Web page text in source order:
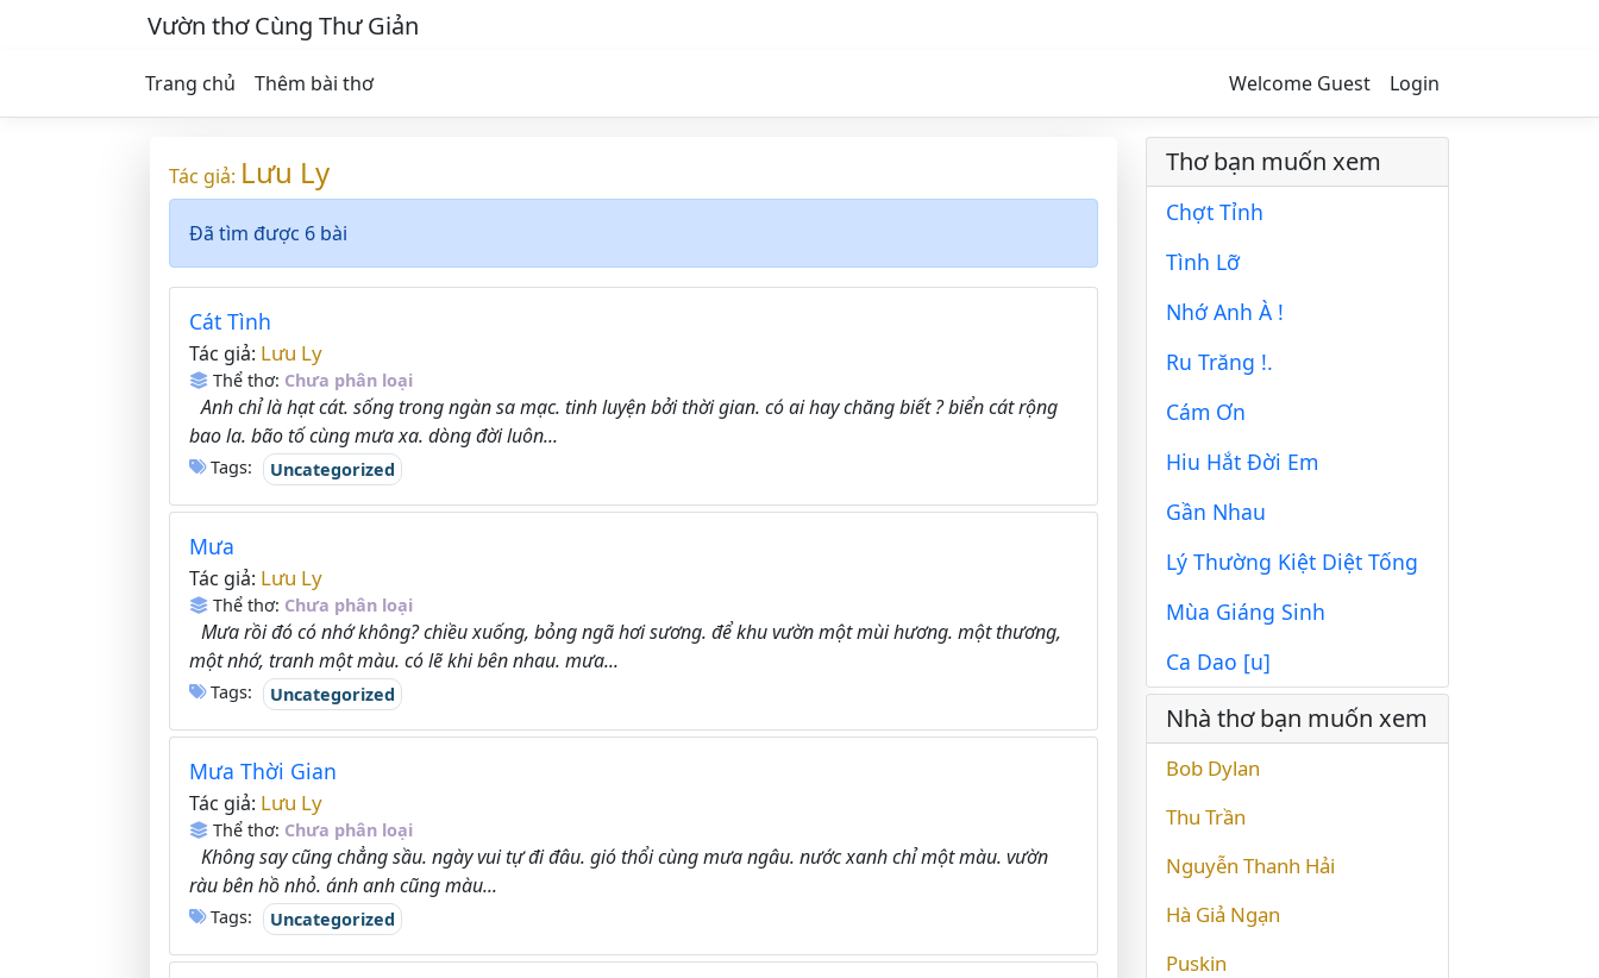
Vườn thơ Cùng Thư Giản
Trang chủ Thêm bài thơ Welcome Guest Login
Tác giả: Lưu Ly
Đã tìm được 6 bài
Cát Tình
Tác giả: Lưu Ly
Thể thơ: Chưa phân loại
Anh chỉ là hạt cát. sống trong ngàn sa mạc. tinh luyện bởi thời gian. có ai hay chăng biết ? biển cát rộng
bao la. bão tố cùng mưa xa. dòng đời luôn...
Tags: Uncategorized
Mưa
Tác giả: Lưu Ly
Thể thơ: Chưa phân loại
Mưa rồi đó có nhớ không? chiều xuống, bỏng ngã hơi sương. để khu vườn một mùi hương. một thương,
một nhớ, tranh một màu. có lẽ khi bên nhau. mưa...
Tags: Uncategorized
Mưa Thời Gian
Tác giả: Lưu Ly
Thể thơ: Chưa phân loại
Không say cũng chẳng sầu. ngày vui tự đi đâu. gió thổi cùng mưa ngâu. nước xanh chỉ một màu. vườn
ràu bên hồ nhỏ. ánh anh cũng màu...
Tags: Uncategorized
Thơ bạn muốn xem
Chợt Tỉnh
Tình Lỡ
Nhớ Anh À !
Ru Trăng !.
Cám Ơn
Hiu Hắt Đời Em
Gần Nhau
Lý Thường Kiệt Diệt Tống
Mùa Giáng Sinh
Ca Dao [u]
Nhà thơ bạn muốn xem
Bob Dylan
Thu Trần
Nguyễn Thanh Hải
Hà Giả Ngạn
Puskin